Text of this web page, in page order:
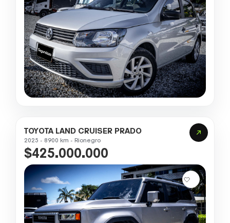
TOYOTA LAND CRUISER PRADO
2025 - 8900 km - Rionegro
$425.000.000